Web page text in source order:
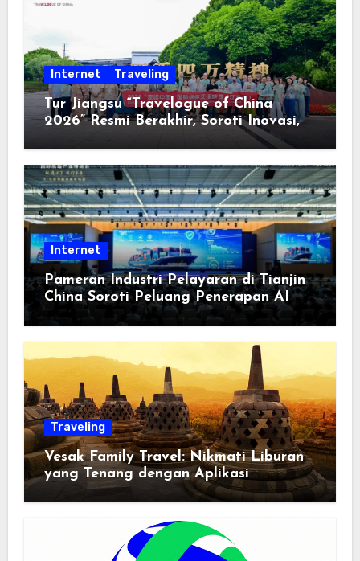
Internet Traveling
Tur Jiangsu “Travelogue of China
2026” Resmi Berakhir, Soroti Inovasi,
Keterbukaan, dan Pembangunan
Berorientasi pada Masyarakat
Internet
Pameran Industri Pelayaran di Tianjin
China Soroti Peluang Penerapan AI
Traveling
Vesak Family Travel: Nikmati Liburan
yang Tenang dengan Aplikasi
Pemindai PDF